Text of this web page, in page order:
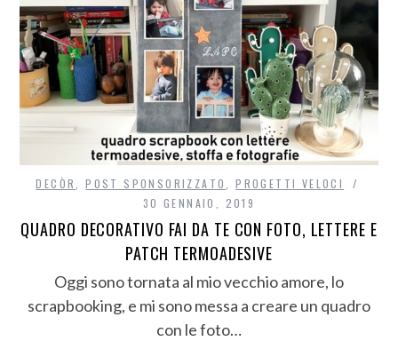
DECÒR ,POST SPONSORIZZATO ,PROGETTI VELOCI
30 GENNAIO, 2019
QUADRO DECORATIVO FAI DA TE CON FOTO, LETTERE E
PATCH TERMOADESIVE
Oggi sono tornata al mio vecchio amore, lo
scrapbooking, e mi sono messa a creare un quadro
con le foto…